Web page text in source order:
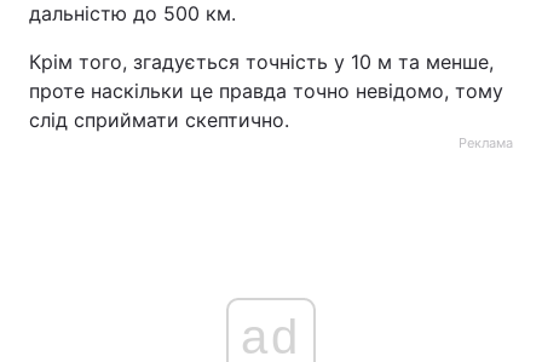
дальністю до 500 км.
Крім того, згадується точність у 10 м та менше,
проте наскільки це правда точно невідомо, тому
слід сприймати скептично.
Реклама
ad